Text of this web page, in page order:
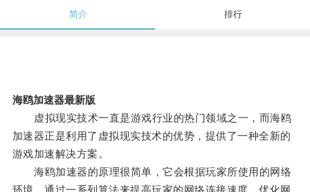
简介 排行
海鸥加速器最新版
虚拟现实技术一直是游戏行业的热门领域之一，而海鸥
加速器正是利用了虚拟现实技术的优势，提供了一种全新的
游戏加速解决方案。
海鸥加速器的原理很简单，它会根据玩家所使用的网络